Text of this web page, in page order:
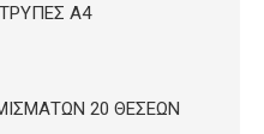
Α4
20 ΘΕΣΕΩΝ